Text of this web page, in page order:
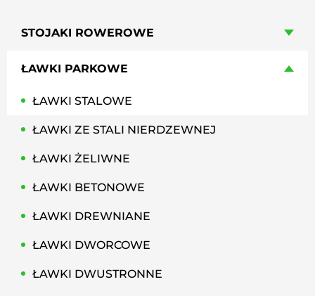
STOJAKI ROWEROWE
ŁAWKI PARKOWE
ŁAWKI STALOWE
ŁAWKI ZE STALI NIERDZEWNEJ
ŁAWKI ŻELIWNE
ŁAWKI BETONOWE
ŁAWKI DREWNIANE
ŁAWKI DWORCOWE
ŁAWKI DWUSTRONNE